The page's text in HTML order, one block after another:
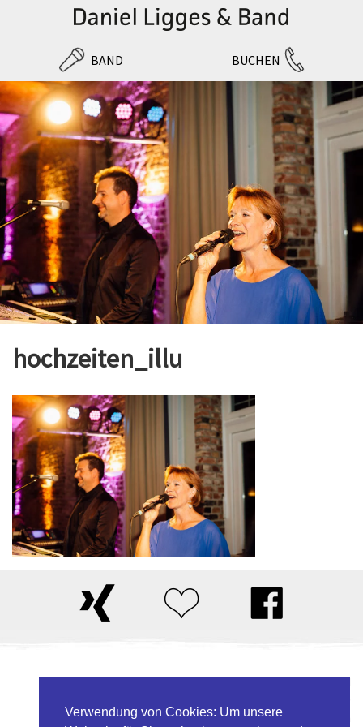
Verwendung von Cookies: Um unsere
BAND BUCHEN
hochzeiten_illu
Daniel Ligges & Band
33154 Salzkotten